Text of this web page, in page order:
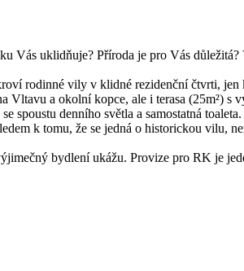
Vás uklidňuje? Příroda je pro Vás
rodinné vily v klidné rezidenční čtvrti,
Vltavu a okolní kopce, ale i terasa (25m²)
spoustu denního světla a samostatná
k tomu, že se jedná o historickou vilu,
bydlení ukážu. Provize pro RK je